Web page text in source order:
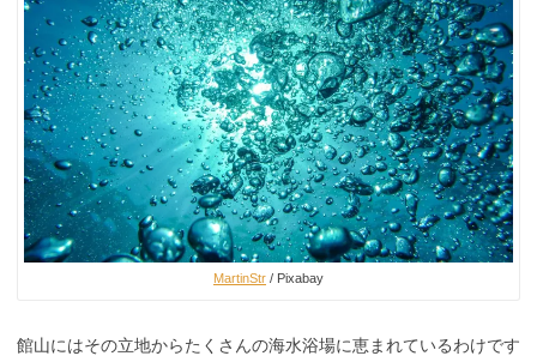
MartinStr / Pixabay
館山にはその立地からたくさんの海水浴場に恵まれているわけです